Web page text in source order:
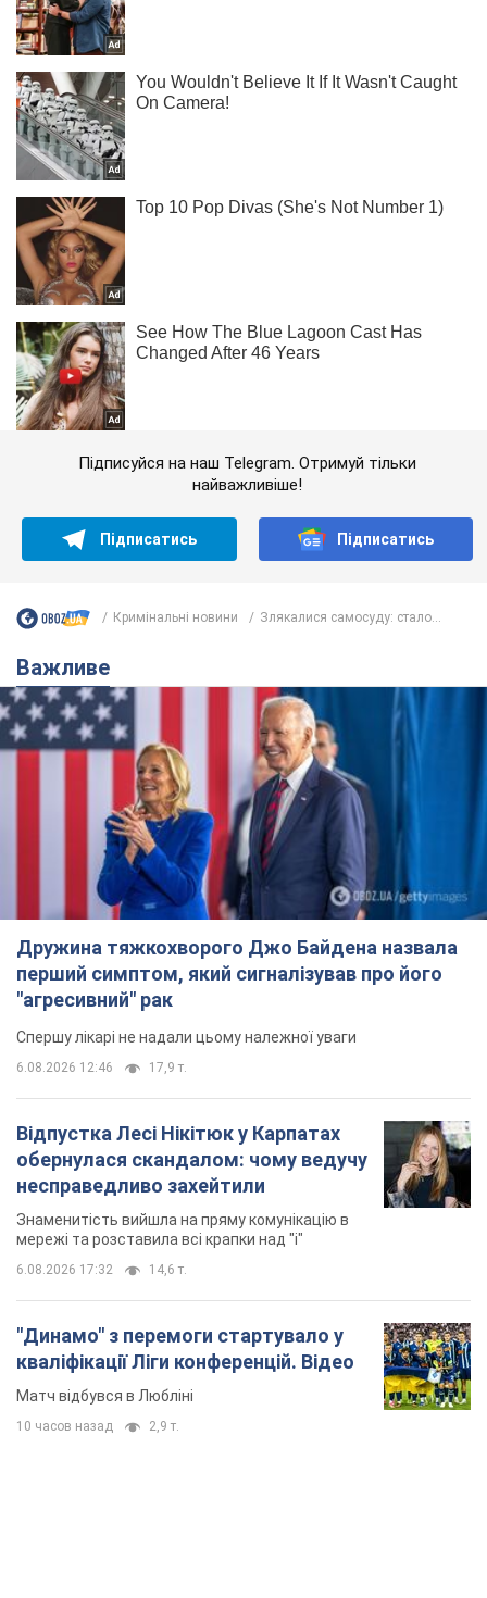
Підписуйся на наш Telegram. Отримуй тільки
найважливіше!
Підписатись Підписатись
Кримінальні новини Злякалися самосуду: стало...
Важливе
Дружина тяжкохворого Джо Байдена назвала
перший симптом, який сигналізував про його
"агресивний" рак
Спершу лікарі не надали цьому належної уваги
6.08.2026 12:46 17,9 т.
Відпустка Лесі Нікітюк у Карпатах
обернулася скандалом: чому ведучу
несправедливо захейтили
Знаменитість вийшла на пряму комунікацію в
мережі та розставила всі крапки над "і"
6.08.2026 17:32 14,6 т.
"Динамо" з перемоги стартувало у
кваліфікації Ліги конференцій. Відео
Матч відбувся в Любліні
10 часов назад 2,9 т.